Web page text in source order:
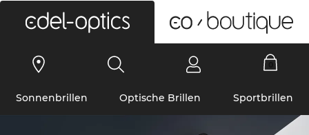
Sonnenbrillen Optische Brillen Sportbrillen